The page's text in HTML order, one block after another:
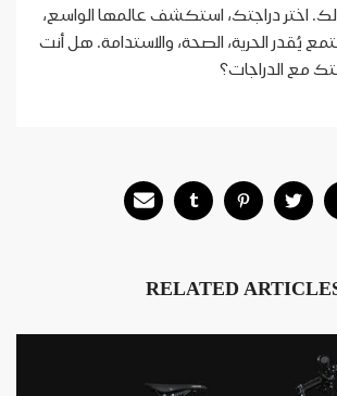
اختر دراجتك، استكشف عالمها الواسع،
يُقدر الحرية، الصحة، والاستدامة. هل أنت
مع الدراجات؟
RELATED